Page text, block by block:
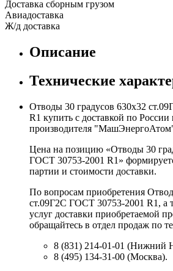
Доставка сборным грузом
Авиадоставка
Ж/д доставка
Описание
Технические
Отводы 30 градусов 630х32
R1 купить с доставкой по
производителя
Цена на позицию «Отводы 30
ГОСТ 30753-2001 R1»
партии и стоимости доставки.
По вопросам приобретения
ст.09Г2С ГОСТ 30753-2001 R1, а
услуг доставки приобретаемой
обращайтесь в отдел продаж по
8 (831) 214-01-01 (Нижний
8 (495) 134-31-00 (Москва).